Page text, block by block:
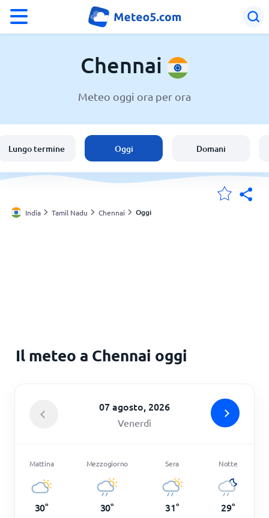
Meteo a Chennai
Italia
Svizzera
Chennai
Meteo oggi ora per ora
Lungo termine Oggi Domani
India Tamil Nadu Chennai Oggi
Il meteo a Chennai oggi
07 agosto, 2026
Venerdì
Mattina
30°
Mezzogiorno
30°
Sera
31°
Notte
29°